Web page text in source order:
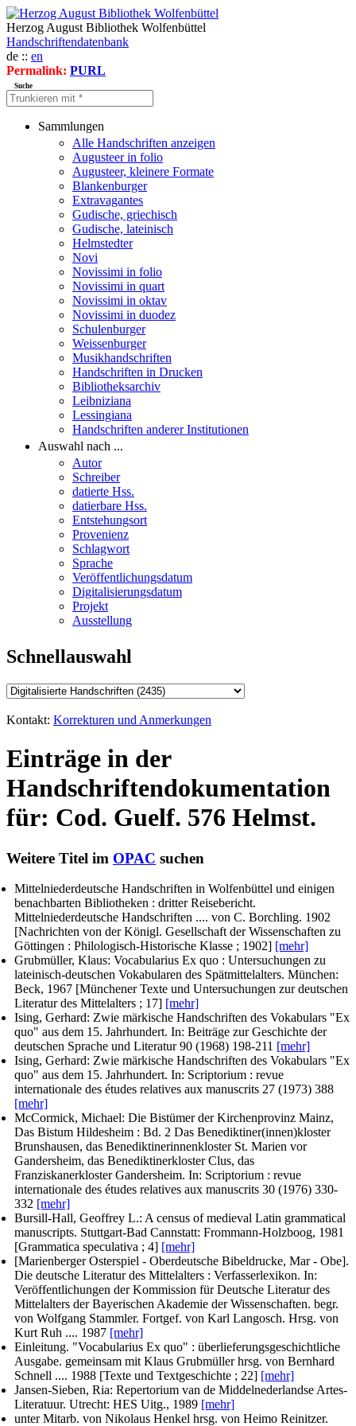
Herzog August Bibliothek Wolfenbüttel
Handschriftendatenbank
de :: en
Permalink: PURL
Suche
Sammlungen
Alle Handschriften anzeigen
Augusteer in folio
Augusteer, kleinere Formate
Blankenburger
Extravagantes
Gudische, griechisch
Gudische, lateinisch
Helmstedter
Novi
Novissimi in folio
Novissimi in quart
Novissimi in oktav
Novissimi in duodez
Schulenburger
Weissenburger
Musikhandschriften
Handschriften in Drucken
Bibliotheksarchiv
Leibniziana
Lessingiana
Handschriften anderer Institutionen
Auswahl nach ...
Autor
Schreiber
datierte Hss.
datierbare Hss.
Entstehungsort
Provenienz
Schlagwort
Sprache
Veröffentlichungsdatum
Digitalisierungsdatum
Projekt
Ausstellung
Schnellauswahl
Kontakt: Korrekturen und Anmerkungen
Einträge in der
Handschriftendokumentation
für: Cod. Guelf. 576 Helmst.
Weitere Titel im OPAC suchen
Mittelniederdeutsche Handschriften in Wolfenbüttel und einigen
benachbarten Bibliotheken : dritter Reisebericht.
Mittelniederdeutsche Handschriften .... von C. Borchling. 1902
[Nachrichten von der Königl. Gesellschaft der Wissenschaften zu
Göttingen : Philologisch-Historische Klasse ; 1902] [mehr]
Grubmüller, Klaus: Vocabularius Ex quo : Untersuchungen zu
lateinisch-deutschen Vokabularen des Spätmittelalters. München:
Beck, 1967 [Münchener Texte und Untersuchungen zur deutschen
Literatur des Mittelalters ; 17] [mehr]
Ising, Gerhard: Zwie märkische Handschriften des Vokabulars "Ex
quo" aus dem 15. Jahrhundert. In: Beiträge zur Geschichte der
deutschen Sprache und Literatur 90 (1968) 198-211 [mehr]
Ising, Gerhard: Zwie märkische Handschriften des Vokabulars "Ex
quo" aus dem 15. Jahrhundert. In: Scriptorium : revue
internationale des études relatives aux manuscrits 27 (1973) 388
[mehr]
McCormick, Michael: Die Bistümer der Kirchenprovinz Mainz,
Das Bistum Hildesheim : Bd. 2 Das Benediktiner(innen)kloster
Brunshausen, das Benediktinerinnenkloster St. Marien vor
Gandersheim, das Benediktinerkloster Clus, das
Franziskanerkloster Gandersheim. In: Scriptorium : revue
internationale des études relatives aux manuscrits 30 (1976) 330-
332 [mehr]
Bursill-Hall, Geoffrey L.: A census of medieval Latin grammatical
manuscripts. Stuttgart-Bad Cannstatt: Frommann-Holzboog, 1981
[Grammatica speculativa ; 4] [mehr]
[Marienberger Osterspiel - Oberdeutsche Bibeldrucke, Mar - Obe].
Die deutsche Literatur des Mittelalters : Verfasserlexikon. In:
Veröffentlichungen der Kommission für Deutsche Literatur des
Mittelalters der Bayerischen Akademie der Wissenschaften. begr.
von Wolfgang Stammler. Fortgef. von Karl Langosch. Hrsg. von
Kurt Ruh .... 1987 [mehr]
Einleitung. "Vocabularius Ex quo" : überlieferungsgeschichtliche
Ausgabe. gemeinsam mit Klaus Grubmüller hrsg. von Bernhard
Schnell .... 1988 [Texte und Textgeschichte ; 22] [mehr]
Jansen-Sieben, Ria: Repertorium van de Middelnederlandse Artes-
Literatuur. Utrecht: HES Uitg., 1989 [mehr]
unter Mitarb. von Nikolaus Henkel hrsg. von Heimo Reinitzer.